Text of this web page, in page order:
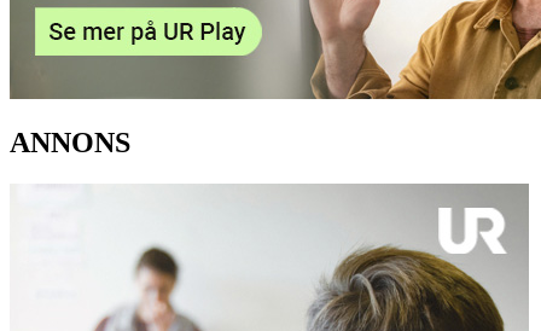
ANNONS